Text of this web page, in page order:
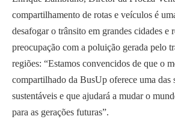
compartilhamento de rotas e veículos é
desafogar o trânsito em grandes cidades e
preocupação com a poluição gerada pelo
regiões: “Estamos convencidos de que o
compartilhado da BusUp oferece uma das
sustentáveis e que ajudará a mudar o
para as gerações futuras”.